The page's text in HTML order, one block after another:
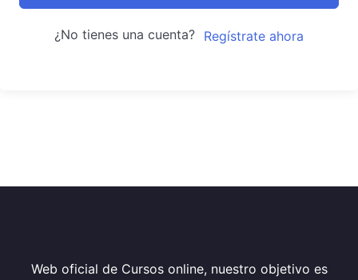
¿No tienes una cuenta? Regístrate ahora
Web oficial de Cursos online, nuestro objetivo es